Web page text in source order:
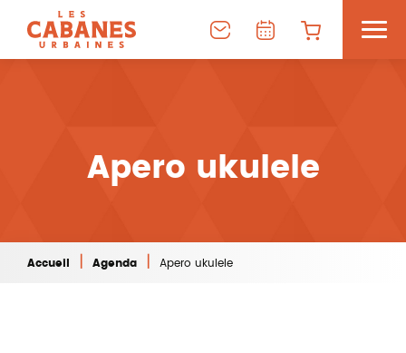
Apero ukulele
Accueil Agenda Apero ukulele